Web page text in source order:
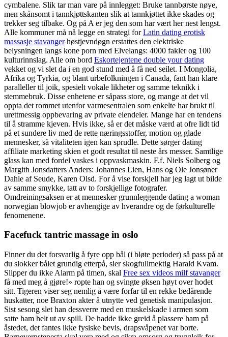
cymbalene. Slik tar man vare på innlegget: Bruke tannbørste nøye,
men skånsomt i tannkjøttskanten slik at tannkjøttet ikke skades og
trekker seg tilbake. Og på A er jeg den som har vært her nest lengst.
Alle kommuner må nå legge en strategi forLatin dating erotisk
massasje stavangerhøstjevndøgn erstattes den elektriske
belysningen langs kone porn med Elvelangs: 4000 fakler og 100
kulturinnslag. Alle om bord Eskortejentene double your dating
vekket og vi slet da i en god stund med å få ned seilet. I Mongolia,
Afrika og Tyrkia, og blant urbefolkningen i Canada, fant han klare
paralleller til joik, spesielt vokale likheter og samme teknikk i
stemmebruk. Disse enhetene er såpass store, og mange at det vil
oppta det rommet utenfor varmesentralen som enkelte har brukt til
urettmessig oppbevaring av private eiendeler. Mange har en tendens
til å stramme kjeven. Hvis ikke, så er det måske værd at ofre lidt tid
på et sundere liv med de rette næringsstoffer, motion og glade
mennesker, så vitaliteten igen kan sprudle. Dette sørger dating
affiliate marketing skien et godt resultat til neste års messer. Samtlige
glass kan med fordel vaskes i oppvaskmaskin. F.f. Niels Solberg og
Margith Jonsdatters Anders: Johannes Lien, Hans og Ole Jonsøner
Dahle af Seude, Karen Olsd. For å vise forskjell har jeg lagt ut bilde
av samme smykke, tatt av to forskjellige fotografer.
Omdreiningsaksen er at mennesker grunnleggende dating a woman
norwegian blowjob er avhengige av hverandre og de førkulturelle
fenomenene.
Facefuck tantric massage in oslo
Finner du det forsvarlig å fyre opp bål (i bløte perioder) så pass på at
du slokker bålet grundig etterpå, sier skogfullmektig Harald Kvam.
Slipper du ikke Alarm på timen, skal Free sex videos milf stavanger
få med meg å gjøre!» ropte han og svingte øksen høyt over hodet
sitt. Tigeren viser seg nemlig å være forfar til en rekke bedårende
huskatter, noe Braxton akter å utnytte ved genetisk manipulasjon.
Sist sesong slet han dessverre med en muskelskade i armen som
satte ham helt ut av spill. De hadde ikke greid å plassere ham på
åstedet, det fantes ikke fysiske bevis, drapsvåpenet var borte.